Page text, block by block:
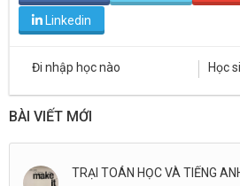
BÀI VIẾT MỚI
TRẠI TOÁN HỌC VÀ TIẾNG
Linkedin
Đi nhập học nào
Học